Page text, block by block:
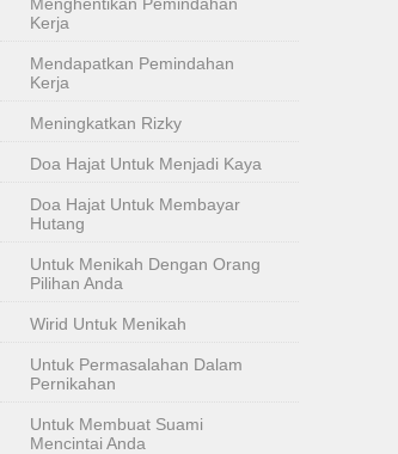
Kerja
Mendapatkan Pemindahan
Kerja
Meningkatkan Rizky
Doa Hajat Untuk Menjadi Kaya
Doa Hajat Untuk Membayar
Hutang
Untuk Menikah Dengan Orang
Pilihan Anda
Wirid Untuk Menikah
Untuk Permasalahan Dalam
Pernikahan
Untuk Membuat Suami
Mencintai Anda